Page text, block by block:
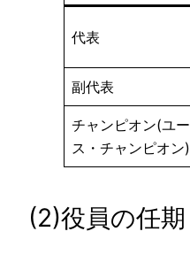
代表
副代表
チャンピオン(ユー
ス・チャンピオン)
(2)役員の任期